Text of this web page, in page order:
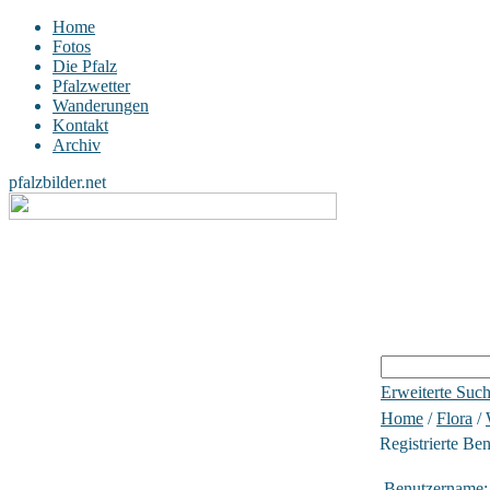
Home
Fotos
Die Pfalz
Pfalzwetter
Wanderungen
Kontakt
Archiv
pfalzbilder.net
Erweiterte
Home /Flora /
Registrierte